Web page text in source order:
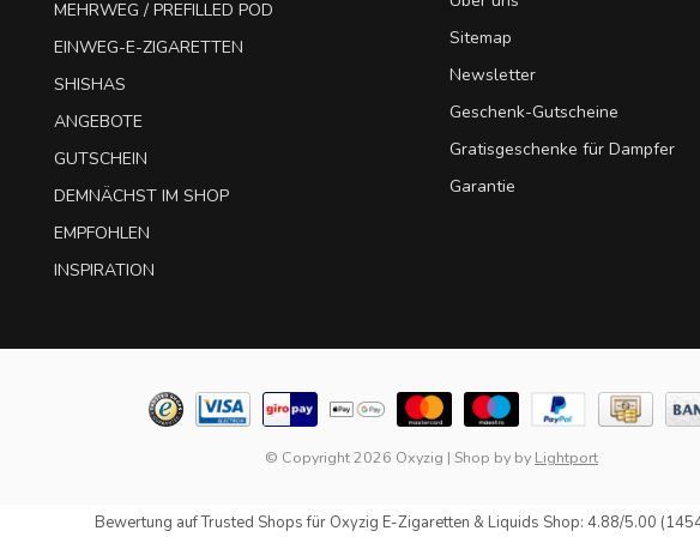
MEHRWEG / PREFILLED POD
EINWEG-E-ZIGARETTEN
SHISHAS
ANGEBOTE
GUTSCHEIN
DEMNÄCHST IM SHOP
EMPFOHLEN
INSPIRATION
Sitemap
Newsletter
Geschenk-Gutscheine
Gratisgeschenke für Dampfer
Garantie
© Copyright 2026 Oxyzig | Shop by by Lightport
Bewertung aufTrusted Shopsfür Oxyzig E-Zigaretten & Liquids Shop: 4.88/5.00